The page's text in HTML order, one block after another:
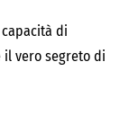
di
il vero segreto di